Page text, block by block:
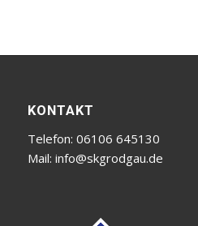
KONTAKT
Telefon: 06106 645130
Mail: info@skgrodgau.de